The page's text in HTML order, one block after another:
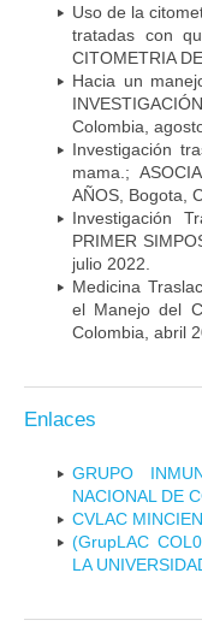
Uso de la
tratadas con
CITOMETRIA
Hacia un
Colombia,
Investigación
mama.;
AÑOS, Bogota,
Investigación
PRIMER
julio 2022.
Medicina
el Manejo del
Colombia, abril
Enlaces
GRUPO
NACIONAL DE
CVLAC
(GrupLAC
LA